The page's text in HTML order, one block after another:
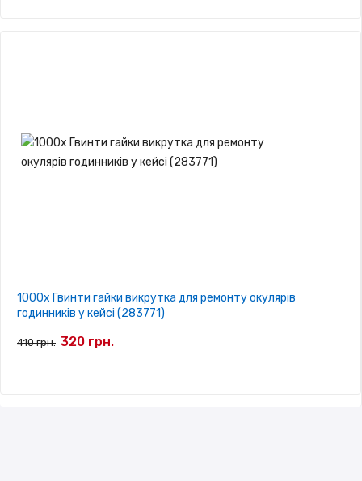
1000x Гвинти гайки викрутка для ремонту окулярів
годинників у кейсі (283771)
410 грн. 320 грн.